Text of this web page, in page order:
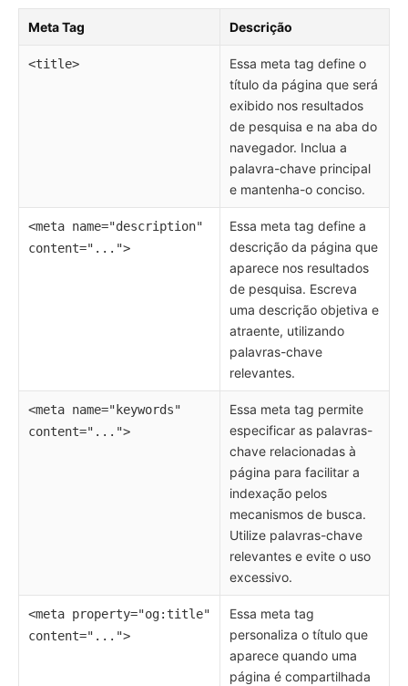
Meta Tag Descrição
<title>
Essa meta tag define o
título da página que será
exibido nos resultados
de pesquisa e na aba do
navegador. Inclua a
palavra-chave principal
e mantenha-o conciso.
<meta name="description"
content="...">
Essa meta tag define a
descrição da página que
aparece nos resultados
de pesquisa. Escreva
uma descrição objetiva e
atraente, utilizando
palavras-chave
relevantes.
<meta name="keywords"
content="...">
Essa meta tag permite
especificar as palavras-
chave relacionadas à
página para facilitar a
indexação pelos
mecanismos de busca.
Utilize palavras-chave
relevantes e evite o uso
excessivo.
<meta property="og:title"
content="...">
Essa meta tag
personaliza o título que
aparece quando uma
página é compartilhada